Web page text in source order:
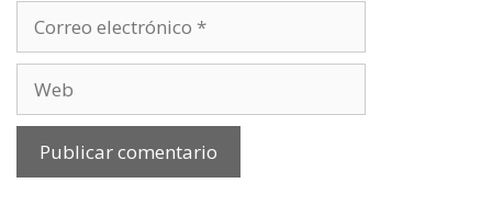
Correo
electrónico
Web